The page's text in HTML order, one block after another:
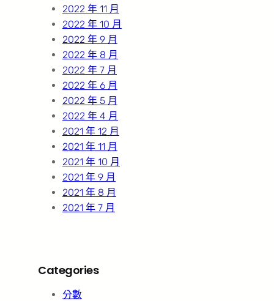
2022 年 11 月
2022 年 10 月
2022 年 9 月
2022 年 8 月
2022 年 7 月
2022 年 6 月
2022 年 5 月
2022 年 4 月
2021 年 12 月
2021 年 11 月
2021 年 10 月
2021 年 9 月
2021 年 8 月
2021 年 7 月
Categories
分數